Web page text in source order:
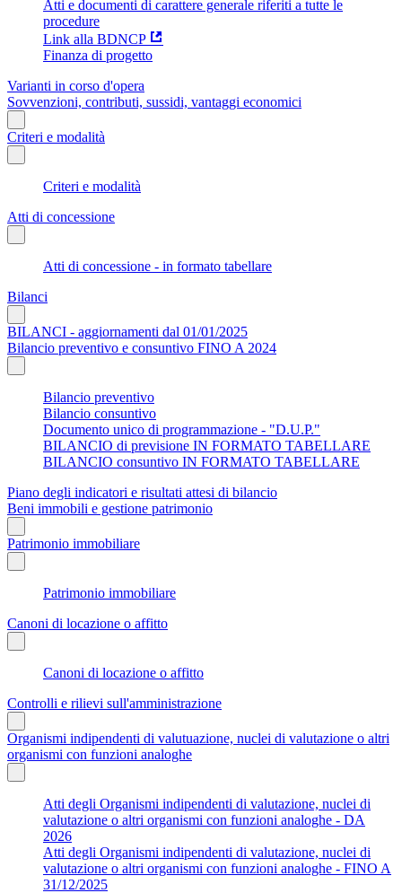
Atti e documenti di carattere generale riferiti a tutte le
procedure
Link alla BDNCP
Finanza di progetto
Varianti in corso d'opera
Sovvenzioni, contributi, sussidi, vantaggi economici
Criteri e modalità
Criteri e modalità
Atti di concessione
Atti di concessione - in formato tabellare
Bilanci
BILANCI - aggiornamenti dal 01/01/2025
Bilancio preventivo e consuntivo FINO A 2024
Bilancio preventivo
Bilancio consuntivo
Documento unico di programmazione - "D.U.P."
BILANCIO di previsione IN FORMATO TABELLARE
BILANCIO consuntivo IN FORMATO TABELLARE
Piano degli indicatori e risultati attesi di bilancio
Beni immobili e gestione patrimonio
Patrimonio immobiliare
Patrimonio immobiliare
Canoni di locazione o affitto
Canoni di locazione o affitto
Controlli e rilievi sull'amministrazione
Organismi indipendenti di valutuazione, nuclei di valutazione o altri
organismi con funzioni analoghe
Atti degli Organismi indipendenti di valutazione, nuclei di
valutazione o altri organismi con funzioni analoghe - DA
2026
Atti degli Organismi indipendenti di valutazione, nuclei di
valutazione o altri organismi con funzioni analoghe - FINO A
31/12/2025